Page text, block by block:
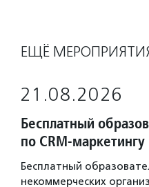
ЕЩЁ
21.08.2026
Бесплатный
по CRM-маркетингу
Бесплатный
некоммерческих